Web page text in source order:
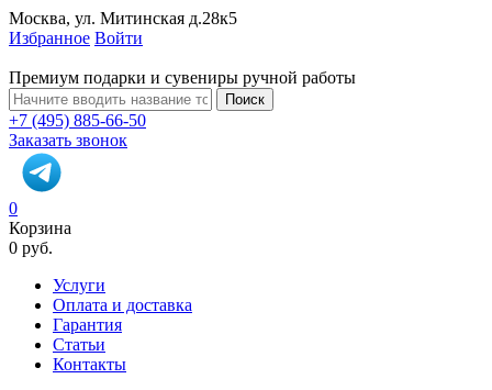
Москва, ул. Митинская д.28к5
Избранное Войти
Премиум подарки и сувениры ручной работы
Поиск
+7 (495) 885-66-50
Заказать звонок
0
Корзина
0 руб.
Услуги
Оплата и доставка
Гарантия
Статьи
Контакты